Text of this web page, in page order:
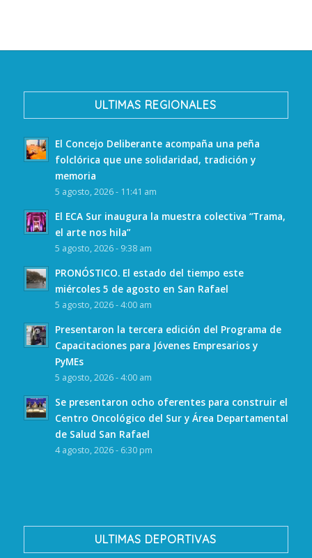
ULTIMAS REGIONALES
El Concejo Deliberante acompaña una peña
folclórica que une solidaridad, tradición y
memoria
5 agosto, 2026 - 11:41 am
El ECA Sur inaugura la muestra colectiva “Trama,
el arte nos hila”
5 agosto, 2026 - 9:38 am
PRONÓSTICO. El estado del tiempo este
miércoles 5 de agosto en San Rafael
5 agosto, 2026 - 4:00 am
Presentaron la tercera edición del Programa de
Capacitaciones para Jóvenes Empresarios y
PyMEs
5 agosto, 2026 - 4:00 am
Se presentaron ocho oferentes para construir el
Centro Oncológico del Sur y Área Departamental
de Salud San Rafael
4 agosto, 2026 - 6:30 pm
ULTIMAS DEPORTIVAS